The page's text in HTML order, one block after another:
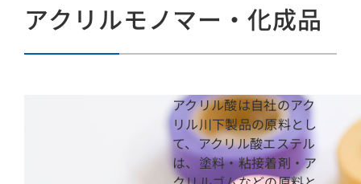
アクリルモノマー・化成品
アクリル酸は自社のアク
リル川下製品の原料とし
て、アクリル酸エステル
は、塗料・粘接着剤・ア